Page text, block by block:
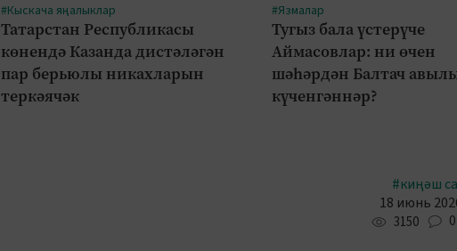
#Кыскача яңалыклар
Татарстан Республикасы
көнендә Казанда дистәләгән
пар берьюлы никахларын
теркәячәк
#Язмалар
Тугыз бала үстерүче
Аймасовлар: ни өчен
шәһәрдән Балтач
күченгәннәр?
#киңәш
18 июнь
3150 0